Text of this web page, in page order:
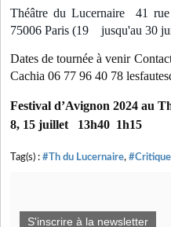
Théâtre du Lucernaire 41
75006 Paris (19 jusqu'au 30
Dates de tournée à venir
Cachia 06 77 96 40 78
Festival d’Avignon 2024 au
8, 15 juillet
13h40 1h15
Tag(s) : #Th du Lucernaire,
S'inscrire à la newsletter